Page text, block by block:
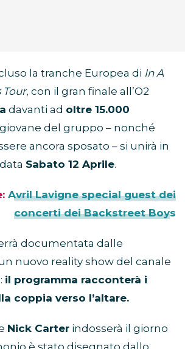
la tranche Europea di In A
Tour, con il gran finale all’O2
davanti ad oltre 15.000
del gruppo – nonché
ancora sposato – si unirà in
Sabato 12 Aprile.
Avril Lavigne special guest dei
concerti dei Backstreet Boys
documentata dalle
nuovo reality show del canale
il programma racconterà i
coppia verso l’altare.
Nick Carter indosserà il giorno